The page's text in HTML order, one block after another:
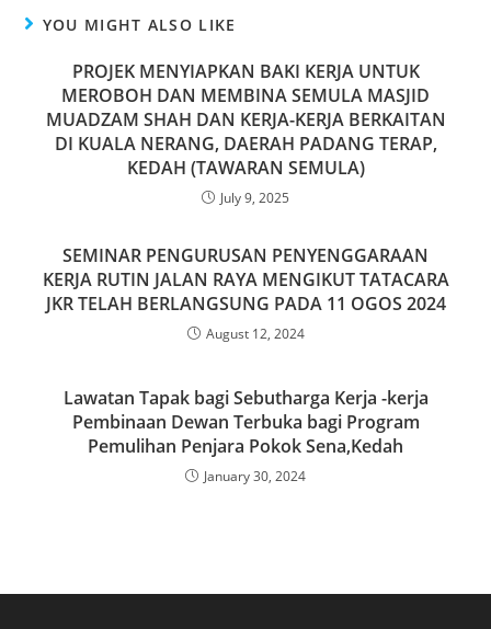
e
b
o
o
k
o
d
o
n
l e
YOU MIGHT ALSO LIKE
PROJEK MENYIAPKAN BAKI KERJA UNTUK
MEROBOH DAN MEMBINA SEMULA MASJID
MUADZAM SHAH DAN KERJA-KERJA BERKAITAN
DI KUALA NERANG, DAERAH PADANG TERAP,
KEDAH (TAWARAN SEMULA)
July 9, 2025
SEMINAR PENGURUSAN PENYENGGARAAN
KERJA RUTIN JALAN RAYA MENGIKUT TATACARA
JKR TELAH BERLANGSUNG PADA 11 OGOS 2024
August 12, 2024
Lawatan Tapak bagi Sebutharga Kerja -kerja
Pembinaan Dewan Terbuka bagi Program
Pemulihan Penjara Pokok Sena,Kedah
January 30, 2024